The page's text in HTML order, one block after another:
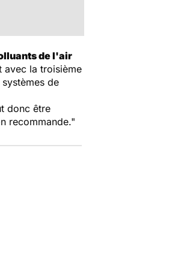
de l'air
avec la troisième
de
donc être
recommande."